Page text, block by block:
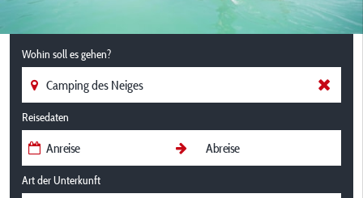
Wohin soll es gehen?
Reisedaten
Art der Unterkunft